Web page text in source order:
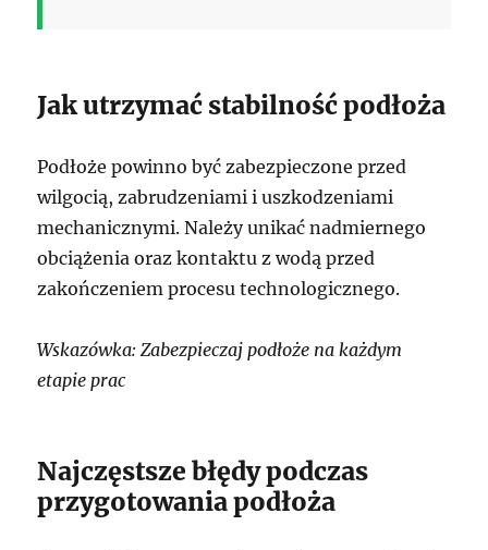
Jak utrzymać stabilność podłoża
Podłoże powinno być zabezpieczone przed
wilgocią, zabrudzeniami i uszkodzeniami
mechanicznymi. Należy unikać nadmiernego
obciążenia oraz kontaktu z wodą przed
zakończeniem procesu technologicznego.
Wskazówka: Zabezpieczaj podłoże na każdym
etapie prac
Najczęstsze błędy podczas
przygotowania podłoża